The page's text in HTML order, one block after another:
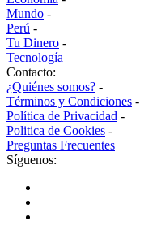
Mundo -
Perú -
Tu Dinero -
Tecnología
Contacto:
¿Quiénes somos? -
Términos y Condiciones -
Política de Privacidad -
Politica de Cookies -
Preguntas Frecuentes
Síguenos: